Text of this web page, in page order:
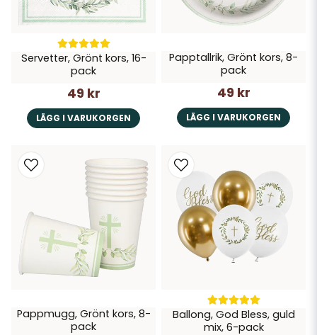
Servetter, Grönt kors, 16-
pack
49 kr
LÄGG I VARUKORGEN
Papptallrik, Grönt kors, 8-
pack
49 kr
LÄGG I VARUKORGEN
Pappmugg, Grönt kors, 8-
pack
Ballong, God Bless, guld
mix, 6-pack